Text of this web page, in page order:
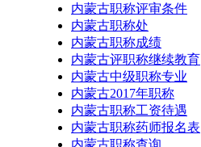
内蒙古职称评审条件
内蒙古职称处
内蒙古职称成绩
内蒙古评职称继续教育
内蒙古中级职称专业
内蒙古2017年职称
内蒙古职称工资待遇
内蒙古职称药师报名表
内蒙古职称查询